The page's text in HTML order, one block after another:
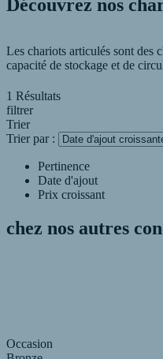
Découvrez nos
Les chariots articulés sont des
capacité de stockage et de
R.P.A - Manutention Vivier à
1 Résultats
filtrer
Trier
Trier par :
Pertinence
Date d'ajout
Prix croissant
chez nos autres
Occasion